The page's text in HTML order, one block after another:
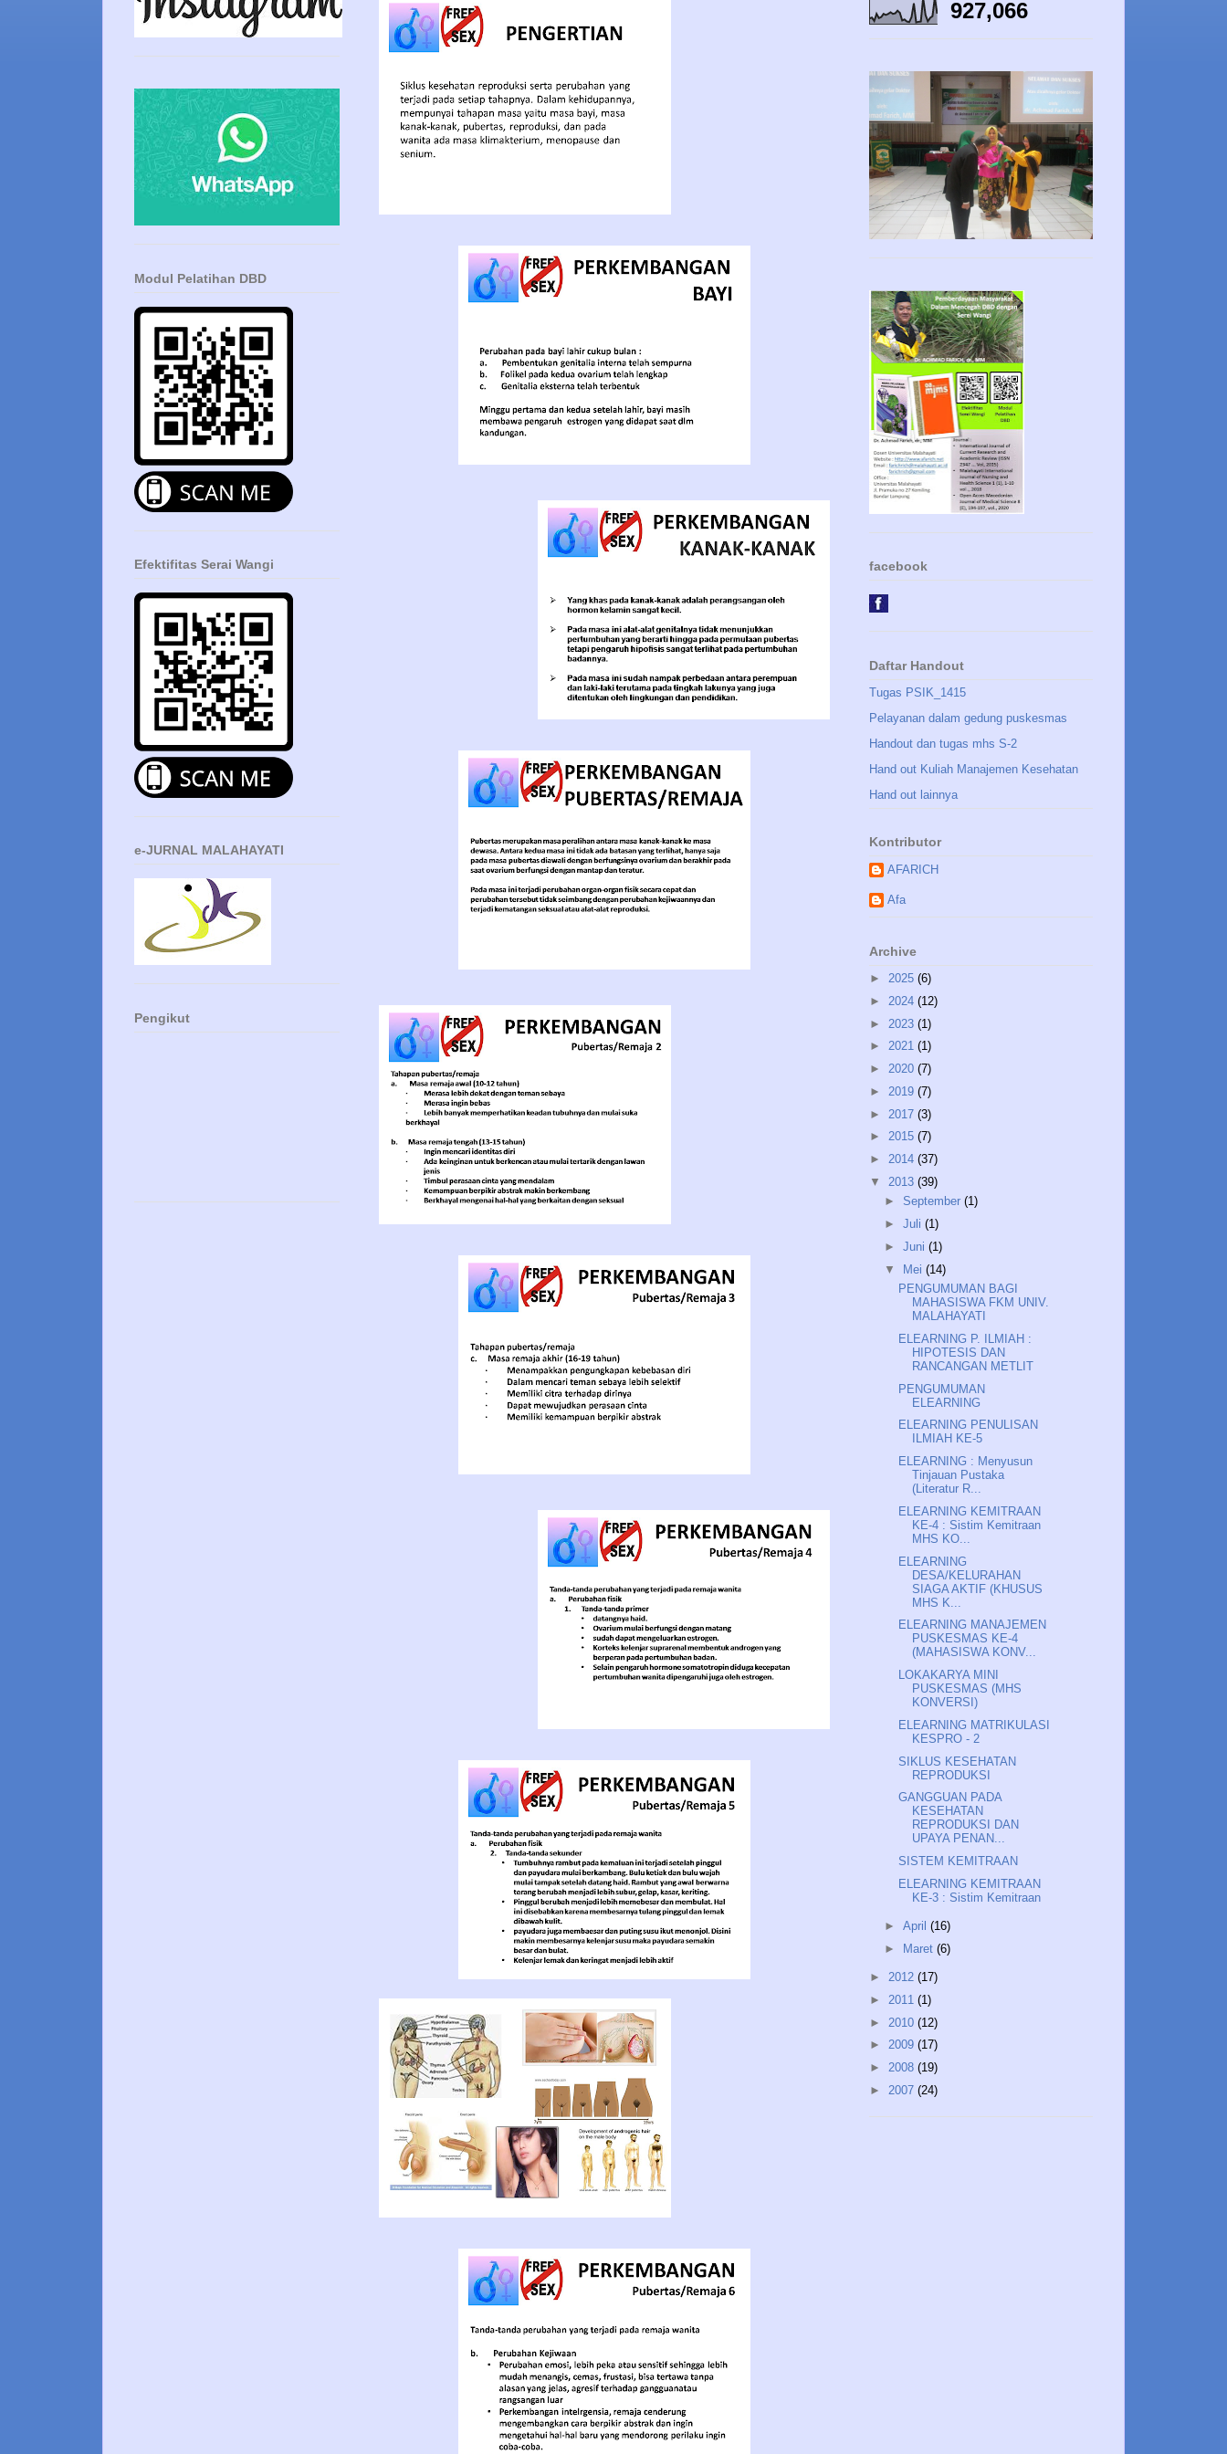
Modul Pelatihan DBD
Efektifitas Serai Wangi
e-JURNAL MALAHAYATI
Pengikut
927,066
facebook
Daftar Handout
Tugas PSIK_1415
Pelayanan dalam gedung puskesmas
Handout dan tugas mhs S-2
Hand out Kuliah Manajemen Kesehatan
Hand out lainnya
Kontributor
AFARICH
Afa
Archive
► 2025 (6)
► 2024 (12)
► 2023 (1)
► 2021 (1)
► 2020 (7)
► 2019 (7)
► 2017 (3)
► 2015 (7)
► 2014 (37)
▼ 2013 (39)
► September (1)
► Juli (1)
► Juni (1)
▼ Mei (14)
PENGUMUMAN BAGI
MAHASISWA FKM UNIV.
MALAHAYATI
ELEARNING P. ILMIAH :
HIPOTESIS DAN
RANCANGAN METLIT
PENGUMUMAN
ELEARNING
ELEARNING PENULISAN
ILMIAH KE-5
ELEARNING : Menyusun
Tinjauan Pustaka
(Literatur R...
ELEARNING KEMITRAAN
KE-4 : Sistim Kemitraan
MHS KO...
ELEARNING
DESA/KELURAHAN
SIAGA AKTIF (KHUSUS
MHS K...
ELEARNING MANAJEMEN
PUSKESMAS KE-4
(MAHASISWA KONV...
LOKAKARYA MINI
PUSKESMAS (MHS
KONVERSI)
ELEARNING MATRIKULASI
KESPRO - 2
SIKLUS KESEHATAN
REPRODUKSI
GANGGUAN PADA
KESEHATAN
REPRODUKSI DAN
UPAYA PENAN...
SISTEM KEMITRAAN
ELEARNING KEMITRAAN
KE-3 : Sistim Kemitraan
► April (16)
►
Maret (6)
► 2012 (17)
► 2011 (1)
► 2010 (12)
► 2009 (17)
► 2008 (19)
► 2007 (24)